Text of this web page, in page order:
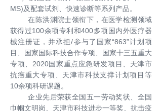
MS)及配套试剂、快速诊断等系列产品。
在陈洪渊院士领衔下，在医学检测领域
获得过100余项专利和400多项国内外医疗器
械注册证，并承担/参与了国家“863”计划项
目、国家国际科技合作专项、国家十三五重大
专项、2020国家重点应急研发项目、天津市
抗癌重大专项、天津市科技支撑计划项目等
10余项科研课题。
企业先后荣获全国五一劳动奖状、全国
巾帼文明岗、天津市科技进步一等奖、抗击疫